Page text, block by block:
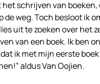
schrijven van boeken,
de weg. Toch besloot ik
uit te zoeken over het
van een boek. Ik ben
ik met mijn eerste
aldus Van Oojien.